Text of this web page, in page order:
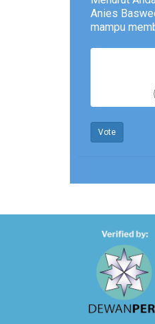
Anies
mampu
Vote